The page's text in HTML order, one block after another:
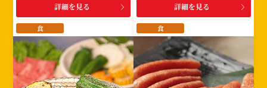
詳細を見る 詳細を見る
食 食